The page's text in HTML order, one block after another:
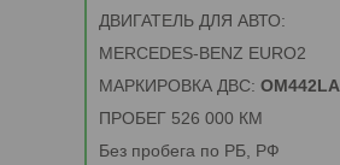
ДВИГАТЕЛЬ ДЛЯ АВТО:
MERCEDES-BENZ EURO2
МАРКИРОВКА ДВС: OM442LA
ПРОБЕГ 526 000 КМ
Без пробега по РБ, РФ